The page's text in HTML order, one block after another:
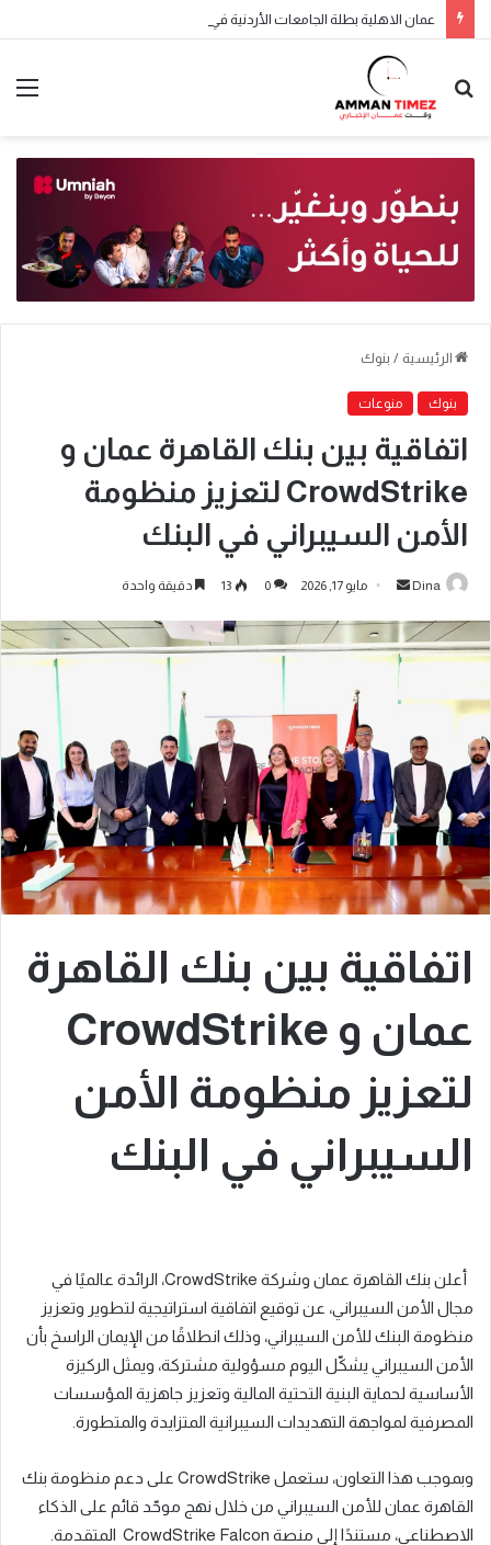
الرئيسية / بنوك
بنوك منوعات
اتفاقية بين بنك القاهرة عمان و
CrowdStrike لتعزيز منظومة
الأمن السيبراني في البنك
Dina مايو 17, 2026 0
13 دقيقة واحدة
اتفاقية بين بنك القاهرة
عمان و CrowdStrike
لتعزيز منظومة الأمن
السيبراني في البنك
أعلن بنك القاهرة عمان وشركة CrowdStrike، الرائدة عالميًا في
مجال الأمن السيبراني، عن توقيع اتفاقية استراتيجية لتطوير وتعزيز
منظومة البنك للأمن السيبراني، وذلك انطلاقًا من الإيمان الراسخ بأن
الأمن السيبراني يشكّل اليوم مسؤولية مشتركة، ويمثل الركيزة
الأساسية لحماية البنية التحتية المالية وتعزيز جاهزية المؤسسات
المصرفية لمواجهة التهديدات السيبرانية المتزايدة والمتطورة.
وبموجب هذا التعاون، ستعمل CrowdStrike على دعم منظومة بنك
القاهرة عمان للأمن السيبراني من خلال نهج موحّد قائم على الذكاء
الاصطناعي، مستندًا إلى منصة CrowdStrike Falcon المتقدمة.